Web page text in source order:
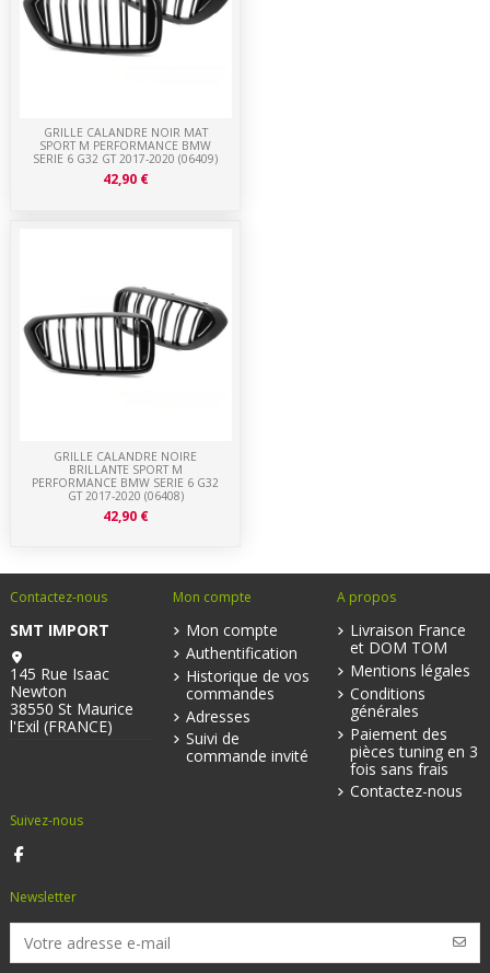
GRILLE CALANDRE NOIRE
BRILLANTE SPORT M
PERFORMANCE BMW SERIE 6 G32
GT 2017-2020 (06408)
42,90 €
GRILLE CALANDRE NOIR MAT
SPORT M PERFORMANCE BMW
SERIE 6 G32 GT 2017-2020 (06409)
42,90 €
Contactez-nous
SMT IMPORT
145 Rue Isaac
Newton
38550 St Maurice
l'Exil (FRANCE)
Mon compte
Mon compte
Authentification
Historique de vos
commandes
Adresses
Suivi de
commande invité
A propos
Livraison France
et DOM TOM
Mentions légales
Conditions
générales
Paiement des
pièces tuning en 3
fois sans frais
Contactez-nous
Suivez-nous
Newsletter